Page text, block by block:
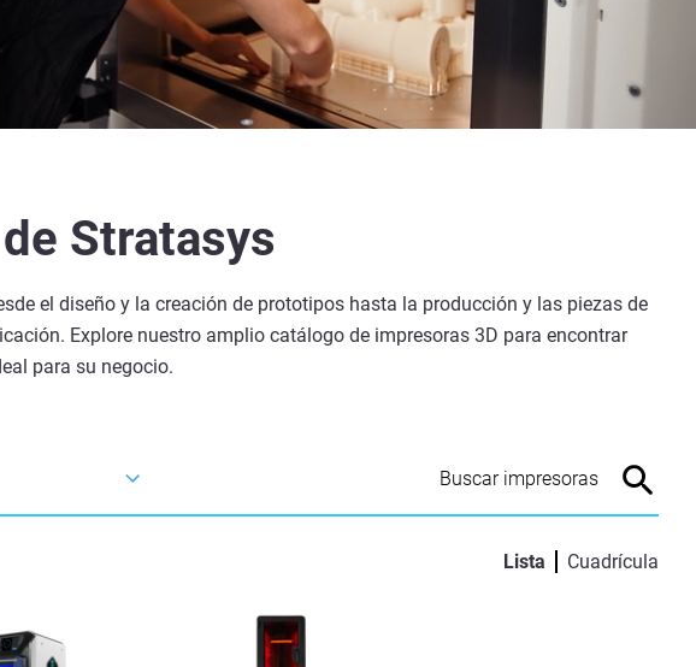
Stratasys
el diseño y la creación de prototipos hasta la producción y las piezas de
Explore nuestro amplio catálogo de impresoras 3D para encontrar
para su negocio.
Lista Cuadrícula